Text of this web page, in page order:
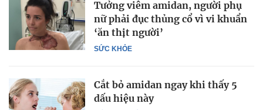
SỨC KHỎE
Tưởng viêm amidan, người phụ
nữ phải đục thủng cổ vì vi khuẩn
‘ăn thịt người’
Cắt bỏ amidan ngay khi thấy 5
dấu hiệu này